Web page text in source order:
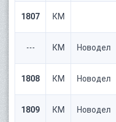
1807 КМ
--- КМ Новодел
1808 КМ Новодел
1809 КМ Новодел